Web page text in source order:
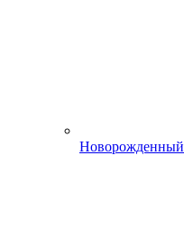
Новорожденный